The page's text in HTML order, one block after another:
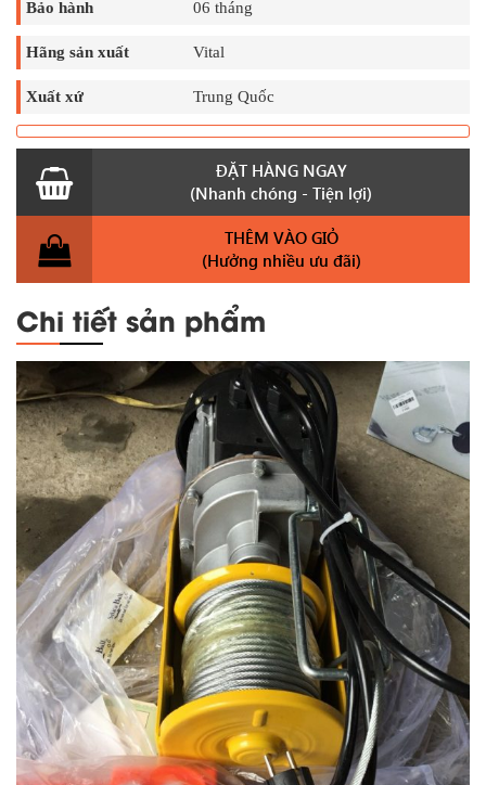
Bảo hành 06 tháng
Hãng sản xuất Vital
Xuất xứ Trung Quốc
ĐẶT HÀNG NGAY
(Nhanh chóng - Tiện lợi)
THÊM VÀO GIỎ
(Hưởng nhiều ưu đãi)
Chi tiết sản phẩm